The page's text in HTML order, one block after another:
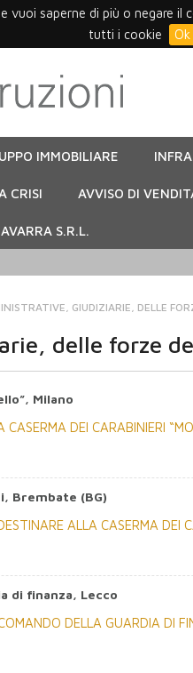
saperne di più o negare
tutti i cookie
Ok
IMMOBILIARE
CRISI AVVISO DI
S.R.L.
GIUDIZIARIE, DELLE
delle forze
Milano
DEI CARABINIERI
Brembate (BG)
ALLA CASERMA DEI
di finanza, Lecco
DELLA GUARDIA DI